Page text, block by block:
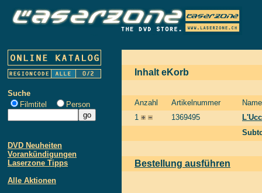
Suche
Filmtitel
Person
DVD Neuheiten
Vorankündigungen
Laserzone Tipps
Alle Aktionen
Inhalt eKorb
Anzahl Artikelnummer
Name
1
1369495
Bestellung ausführen